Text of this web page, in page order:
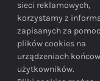
sieci reklamowych,
korzystamy z
zapisanych za
plików cookies na
urządzeniach
użytkowników.